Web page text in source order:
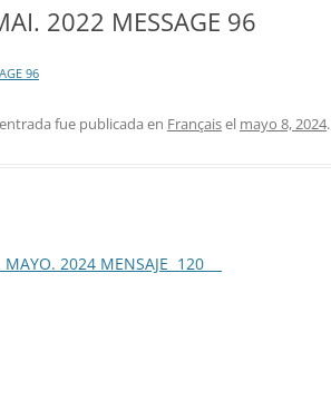
2022 MESSAGE 96
96
fue publicada en Françaisel mayo 8, 2024.
MAYO. 2024 MENSAJE 120